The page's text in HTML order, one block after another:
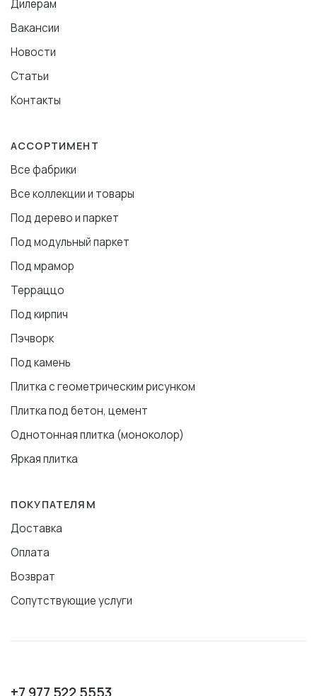
Дилерам
Вакансии
Новости
Статьи
Контакты
АССОРТИМЕНТ
Все фабрики
Все коллекции и товары
Под дерево и паркет
Под модульный паркет
Под мрамор
Терраццо
Под кирпич
Пэчворк
Под камень
Плитка с геометрическим рисунком
Плитка под бетон, цемент
Однотонная плитка (моноколор)
Яркая плитка
ПОКУПАТЕЛЯМ
Доставка
Оплата
Возврат
Сопутствующие услуги